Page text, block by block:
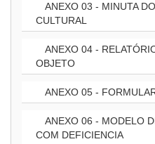
ANEXO 03 - MINUTA
CULTURAL
ANEXO 04 -
OBJETO
ANEXO 05 -
ANEXO 06 - MODELO
COM DEFICIENCIA